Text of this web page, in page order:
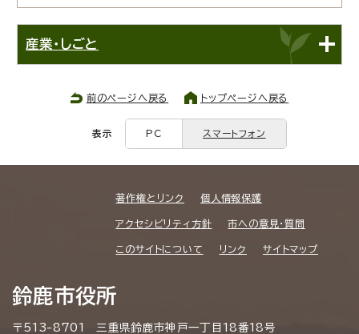
産業・しごと
前のページへ戻る トップページへ戻る
表示 PC スマートフォン
著作権とリンク 個人情報保護
アクセシビリティ方針 市への意見・質問
このサイトについて リンク サイトマップ
鈴鹿市役所
〒513-8701 三重県鈴鹿市神戸一丁目18番18号